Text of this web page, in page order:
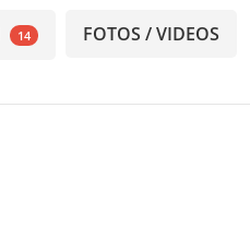
14 FOTOS / VIDEOS